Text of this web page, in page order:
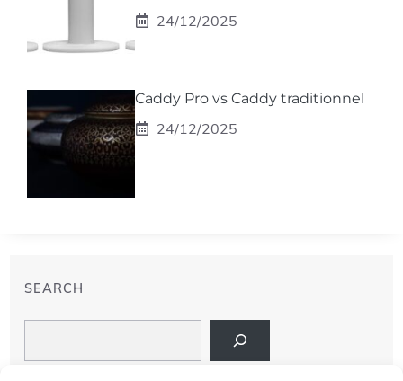
24/12/2025
Caddy Pro vs Caddy traditionnel
24/12/2025
SEARCH